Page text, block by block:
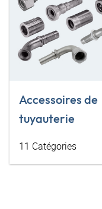
Accessoires de
tuyauterie
11 Catégories